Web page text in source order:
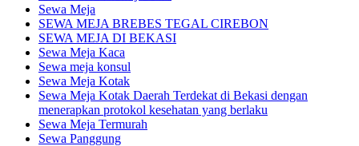
Sewa Meja
SEWA MEJA BREBES TEGAL CIREBON
SEWA MEJA DI BEKASI
Sewa Meja Kaca
Sewa meja konsul
Sewa Meja Kotak
Sewa Meja Kotak Daerah Terdekat di Bekasi dengan
menerapkan protokol kesehatan yang berlaku
Sewa Meja Termurah
Sewa Panggung